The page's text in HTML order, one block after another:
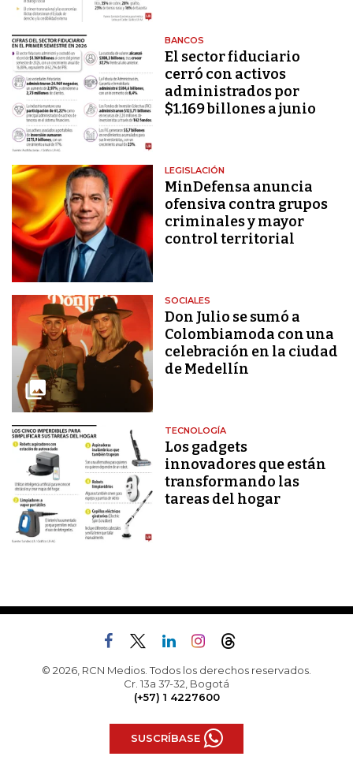
BANCOS
El sector fiduciario
cerró con activos
administrados por
$1.169 billones a junio
LEGISLACIÓN
MinDefensa anuncia
ofensiva contra grupos
criminales y mayor
control territorial
SOCIALES
Don Julio se sumó a
Colombiamoda con una
celebración en la ciudad
de Medellín
TECNOLOGÍA
Los gadgets
innovadores que están
transformando las
tareas del hogar
© 2026, RCN Medios. Todos los derechos reservados.
Cr. 13a 37-32, Bogotá
(+57) 1 4227600
SUSCRÍBASE